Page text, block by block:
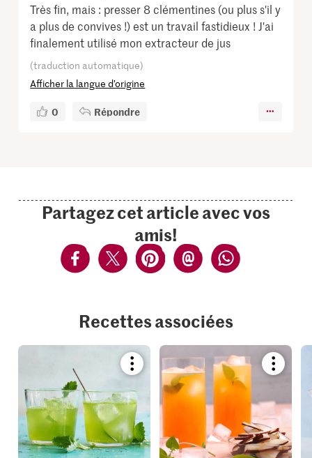
Très fin, mais : presser 8 clémentines (ou plus s'il y
a plus de convives !) est un travail fastidieux ! J'ai
finalement utilisé mon extracteur de jus
(traduction automatique)
Afficher la langue d’origine
0 Répondre
Partagez cet article avec vos
amis!
Recettes associées
Bookmark
recipe
or
add
it
to
your
collections.
recipe
add
to
your